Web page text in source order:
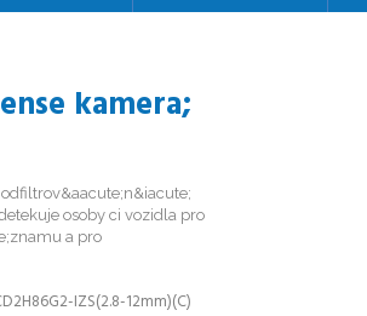
kamera;
osoby ci vozidla pro
a pro
IZS(2.8-12mm)(C)